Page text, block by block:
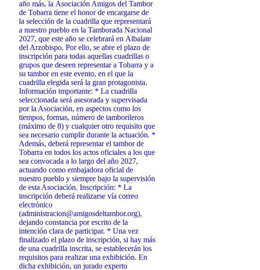
año más, la Asociación Amigos del Tambor
de Tobarra tiene el honor de encargarse de
la selección de la cuadrilla que representará
a nuestro pueblo en la Tamborada Nacional
2027, que este año se celebrará en Albalate
del Arzobispo. Por ello, se abre el plazo de
inscripción para todas aquellas cuadrillas o
grupos que deseen representar a Tobarra y a
su tambor en este evento, en el que la
cuadrilla elegida será la gran protagonista.
Información importante: * La cuadrilla
seleccionada será asesorada y supervisada
por la Asociación, en aspectos como los
tiempos, formas, número de tamborileros
(máximo de 8) y cualquier otro requisito que
sea necesario cumplir durante la actuación. *
Además, deberá representar el tambor de
Tobarra en todos los actos oficiales a los que
sea convocada a lo largo del año 2027,
actuando como embajadora oficial de
nuestro pueblo y siempre bajo la supervisión
de esta Asociación. Inscripción: * La
inscripción deberá realizarse vía correo
electrónico
(administracion@amigosdeltambor.org),
dejando constancia por escrito de la
intención clara de participar. * Una vez
finalizado el plazo de inscripción, si hay más
de una cuadrilla inscrita, se establecerán los
requisitos para realizar una exhibición. En
dicha exhibición, un jurado experto